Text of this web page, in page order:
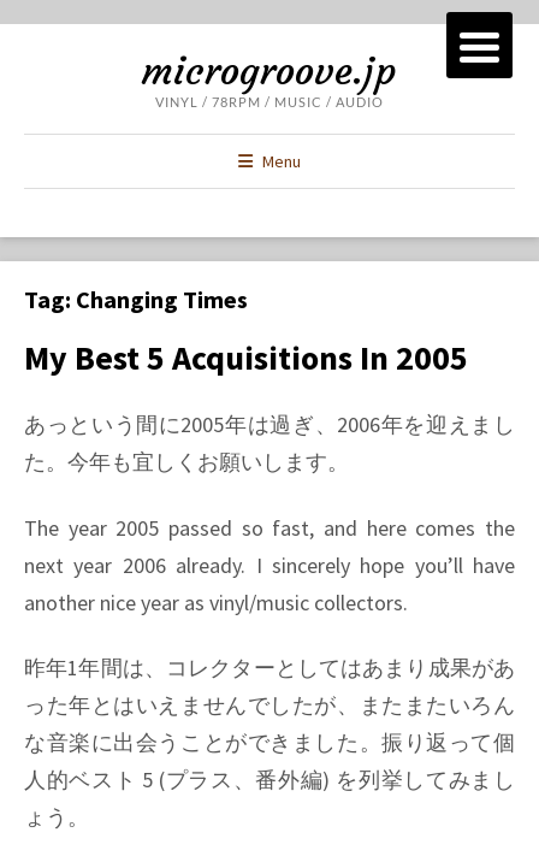
microgroove.jp
VINYL / 78RPM / MUSIC / AUDIO
Menu
Tag: Changing Times
My Best 5 Acquisitions In 2005
あっという間に2005年は過ぎ、2006年を迎えまし
た。今年も宜しくお願いします。
The year 2005 passed so fast, and here comes the
next year 2006 already. I sincerely hope you’ll have
another nice year as vinyl/music collectors.
昨年1年間は、コレクターとしてはあまり成果があ
った年とはいえませんでしたが、またまたいろん
な音楽に出会うことができました。振り返って個
人的ベスト 5 (プラス、番外編) を列挙してみまし
ょう。